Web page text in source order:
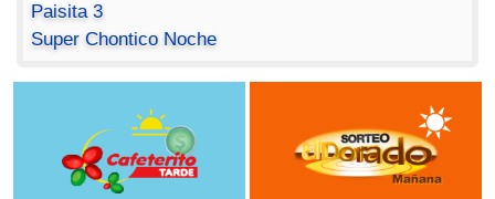
Paisita 3
Super Chontico Noche